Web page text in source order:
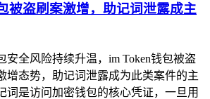
被盗刷案激增，助记词泄露成主
安全风险持续升温，im Token钱包被盗
增态势，助记词泄露成为此类案件的主
词是访问加密钱包的核心凭证，一旦用